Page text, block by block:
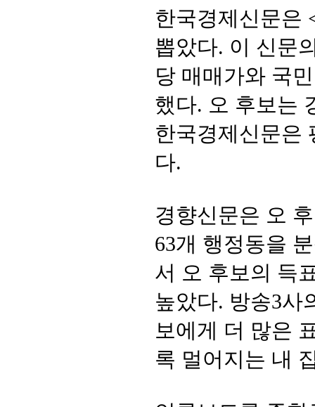
한국경제신문은
뽑았다. 이 신문
당 매매가와 국
했다. 오 후보는
한국경제신문은
다.
경향신문은 오
63개 행정동을
서 오 후보의 득
높았다. 방송3사
보에게 더 많은
록 멀어지는 내